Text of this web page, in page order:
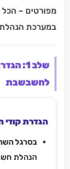
מפורטים – הכל
במערכת
שלב 1:
לחשבשבת
הגדרת קודי
בסרגל
הנהלת